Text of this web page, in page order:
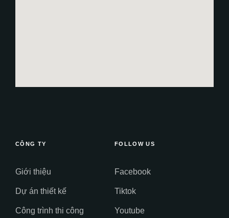
CÔNG TY
Giới thiệu
Dự án thiết kế
Công trình thi công
FOLLOW US
Facebook
Tiktok
Youtube